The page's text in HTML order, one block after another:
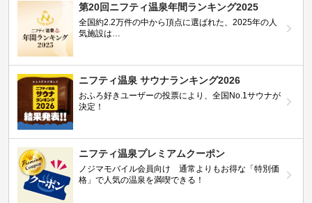
第20回ニフティ温泉年間ランキング2025
全国約2.2万件の中から頂点に選ばれた、2025年の人
気施設は…
ニフティ温泉 サウナランキング2026
おふろ好きユーザーの投票により、全国No.1サウナが
決定！
ニフティ温泉プレミアムクーポン
ノジマモバイル会員向け 通常よりもお得な「特別価
格」で人気の温泉を満喫できる！